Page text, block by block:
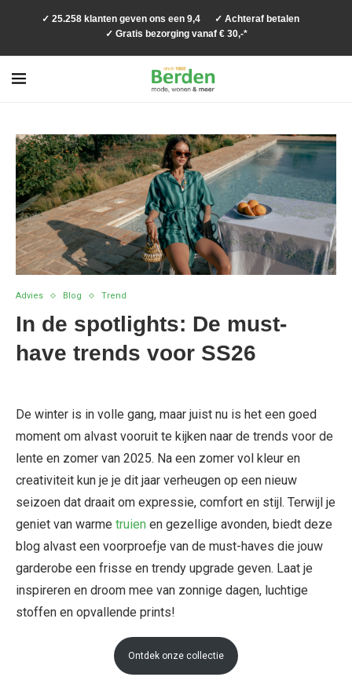
✓ 25.258 klanten geven ons een 9,4
✓ Achteraf betalen
✓ Gratis bezorging vanaf € 30,-*
Advies Blog Trend
In de spotlights: De must-
have trends voor SS26
De winter is in volle gang, maar juist nu is het een goed
moment om alvast vooruit te kijken naar de trends voor de
lente en zomer van 2025. Na een zomer vol kleur en
creativiteit kun je je dit jaar verheugen op een nieuw
seizoen dat draait om expressie, comfort en stijl. Terwijl je
geniet van warme truien en gezellige avonden, biedt deze
blog alvast een voorproefje van de must-haves die jouw
garderobe een frisse en trendy upgrade geven. Laat je
inspireren en droom mee van zonnige dagen, luchtige
stoffen en opvallende prints!
Ontdek onze collectie